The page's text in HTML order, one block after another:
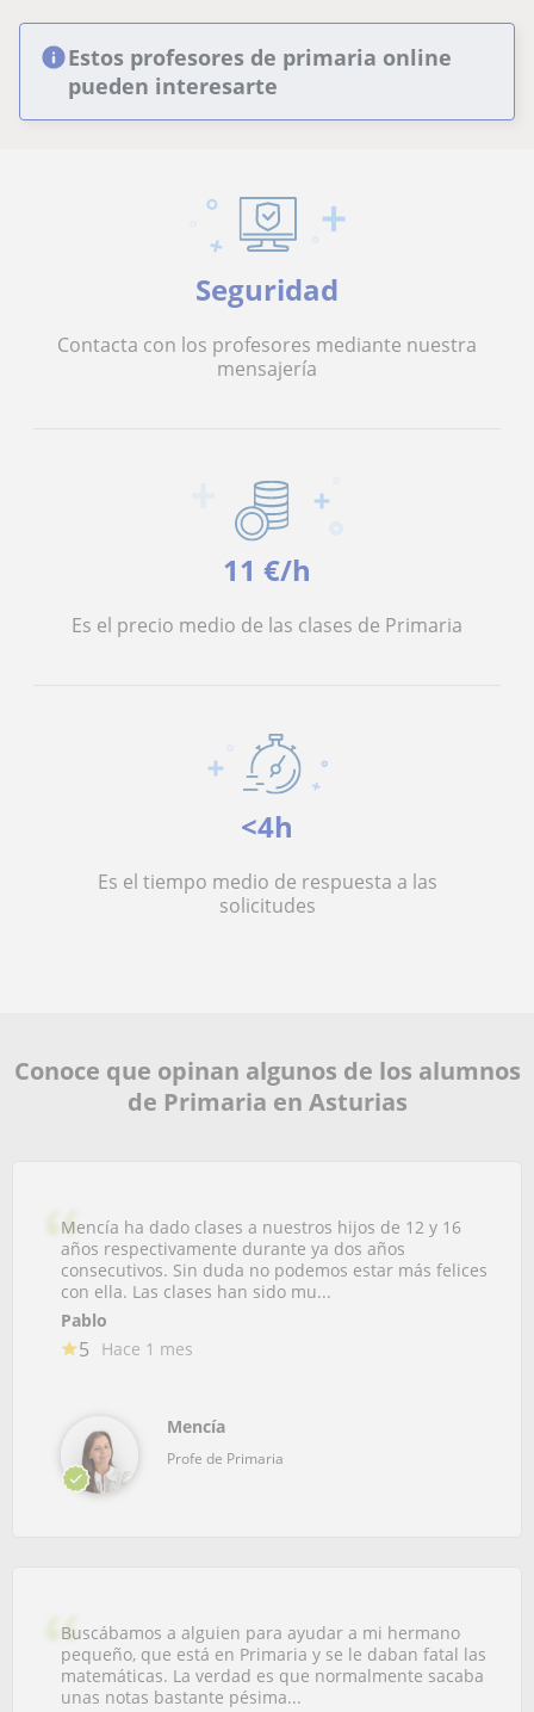
Estos profesores de primaria online
pueden interesarte
Seguridad
Contacta con los profesores mediante nuestra
mensajería
11 €/h
Es el precio medio de las clases de Primaria
<4h
Es el tiempo medio de respuesta a las
solicitudes
Conoce que opinan algunos de los alumnos
de Primaria en Asturias
Mencía ha dado clases a nuestros hijos de 12 y 16
años respectivamente durante ya dos años
consecutivos. Sin duda no podemos estar más felices
con ella. Las clases han sido mu...
Pablo
5 Hace 1 mes
Mencía
Profe de Primaria
Buscábamos a alguien para ayudar a mi hermano
pequeño, que está en Primaria y se le daban fatal las
matemáticas. La verdad es que normalmente sacaba
unas notas bastante pésima...